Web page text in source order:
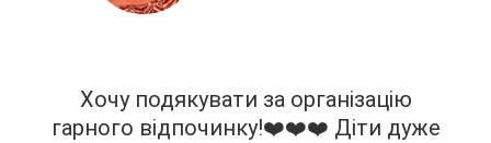
Хочу подякувати за організацію
гарного відпочинку!❤️❤️❤️ Діти дуже